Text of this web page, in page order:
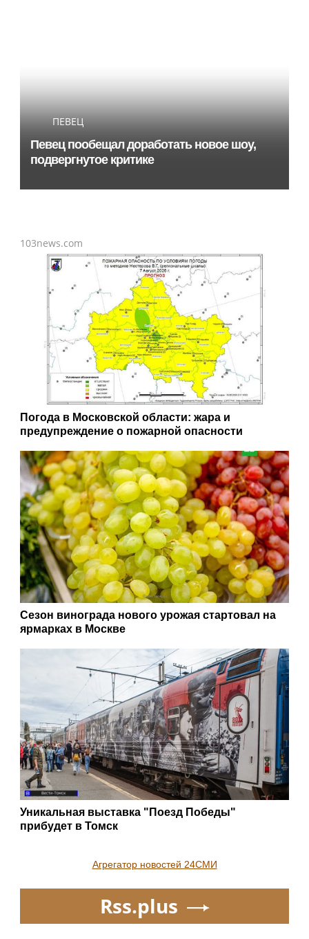
ПЕВЕЦ
Певец пообещал доработать новое шоу,
подвергнутое критике
103news.com
Погода в Московской области: жара и
предупреждение о пожарной опасности
Сезон винограда нового урожая стартовал на
ярмарках в Москве
Уникальная выставка "Поезд Победы"
прибудет в Томск
Агрегатор новостей 24СМИ
Rss.plus